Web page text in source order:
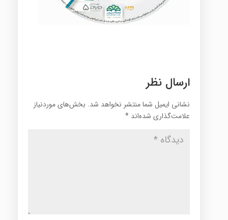
ارسال نظر
نشانی ایمیل شما منتشر نخواهد شد. بخش‌های موردنیاز
علامت‌گذاری شده‌اند *